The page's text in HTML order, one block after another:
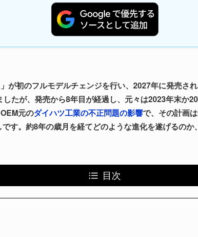
が初のフルモデルチェンジを行い、2027年に発売さ
たが、発売から8年目が経過し、元々は2023年末か
OEM元のダイハツ工業の不正問題の影響で、その計画
す。約8年の歳月を経てどのような進化を遂げるのか
目次